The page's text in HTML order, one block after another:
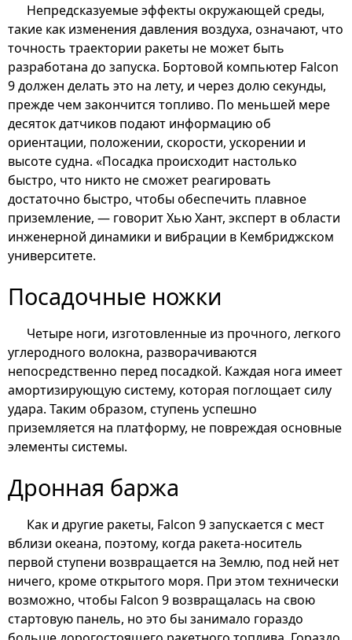
Непредсказуемые эффекты окружающей среды,
такие как изменения давления воздуха, означают, что
точность траектории ракеты не может быть
разработана до запуска. Бортовой компьютер Falcon
9 должен делать это на лету, и через долю секунды,
прежде чем закончится топливо. По меньшей мере
десяток датчиков подают информацию об
ориентации, положении, скорости, ускорении и
высоте судна. «Посадка происходит настолько
быстро, что никто не сможет реагировать
достаточно быстро, чтобы обеспечить плавное
приземление, — говорит Хью Хант, эксперт в области
инженерной динамики и вибрации в Кембриджском
университете.
Посадочные ножки
Четыре ноги, изготовленные из прочного, легкого
углеродного волокна, разворачиваются
непосредственно перед посадкой. Каждая нога имеет
амортизирующую систему, которая поглощает силу
удара. Таким образом, ступень успешно
приземляется на платформу, не повреждая основные
элементы системы.
Дронная баржа
Как и другие ракеты, Falcon 9 запускается с мест
вблизи океана, поэтому, когда ракета-носитель
первой ступени возвращается на Землю, под ней нет
ничего, кроме открытого моря. При этом технически
возможно, чтобы Falcon 9 возвращалась на свою
стартовую панель, но это бы занимало гораздо